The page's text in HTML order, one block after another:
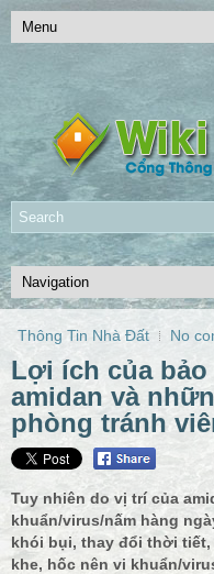
Thông Tin Nhà Đất No
Lợi ích của
amidan và
phòng tránh
Tuy nhiên do vị trí của
khuẩn/virus/nấm hàng
khói bụi, thay đổi thời
khe, hốc nên vi khuẩn/